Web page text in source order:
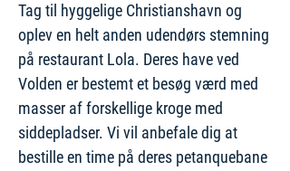
Tag til hyggelige Christianshavn og
oplev en helt anden udendørs stemning
på restaurant Lola. Deres have ved
Volden er bestemt et besøg værd med
masser af forskellige kroge med
siddepladser. Vi vil anbefale dig at
bestille en time på deres petanquebane